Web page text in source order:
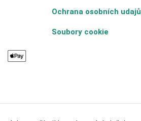
Ochrana osobních udajů
Soubory cookie